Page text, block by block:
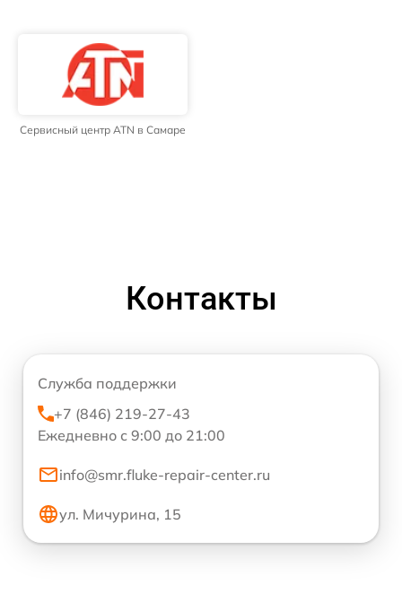
Сервисный центр ATN в Самаре
Контакты
Служба поддержки
+7 (846) 219-27-43
Ежедневно с 9:00 до 21:00
info@smr.fluke-repair-center.ru
ул. Мичурина, 15